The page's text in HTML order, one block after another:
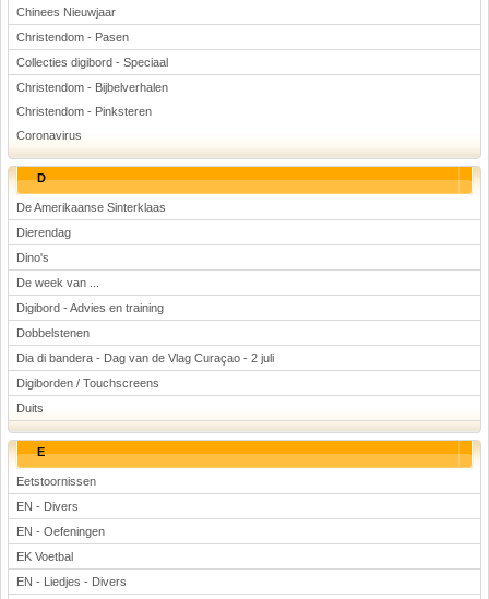
Chinees Nieuwjaar
Christendom - Pasen
Collecties digibord - Speciaal
Christendom - Bijbelverhalen
Christendom - Pinksteren
Coronavirus
D
De Amerikaanse Sinterklaas
Dierendag
Dino's
De week van ...
Digibord - Advies en training
Dobbelstenen
Dia di bandera - Dag van de Vlag Curaçao - 2 juli
Digiborden / Touchscreens
Duits
E
Eetstoornissen
EN - Divers
EN - Oefeningen
EK Voetbal
EN - Liedjes - Divers